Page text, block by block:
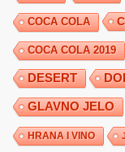
COCA COLA
COCA COLA 2019
DESERT
GLAVNO JELO
HRANA I VINO